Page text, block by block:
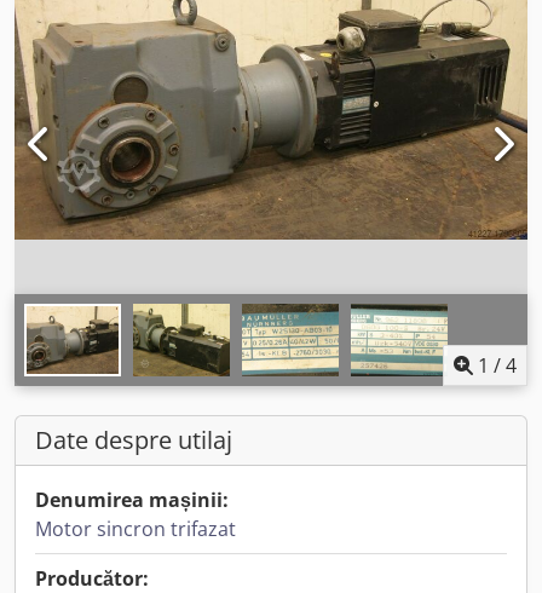
1 /4
Date despre utilaj
Denumirea mașinii:
Motor sincron trifazat
Producător: